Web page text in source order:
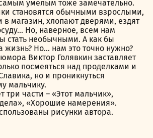
умелым тоже замечательно.
становятся обычными взрослыми,
в магазин, хлопают дверями, ездят
Но, наверное, всем нам
стать необычными. А как бы
жизнь? Но… нам это точно нужно?
Виктор Голявкин заставляет
посмеяться над проделками и
но и проникнуться
мальчику.
три части – «Этот мальчик»,
«Хорошие намерения».
рисунки автора.